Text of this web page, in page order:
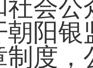
社会公
朝阳银
制度，